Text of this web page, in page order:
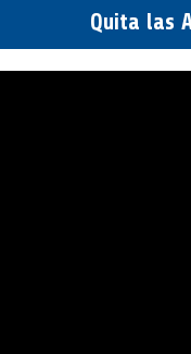
Quita las